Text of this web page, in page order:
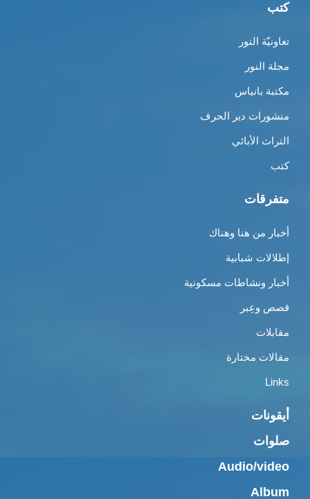
كتب
تعاونيّة النور
مجلة النور
مكتبة بانياس
منشورات دير الحرف
التراث الأبائي
كتب
متفرقات
أخبار من هنا وهناك
إطلالات شبابية
أخبار ونشاطات مسكونية
قصص وعِبر
مقابلات
مقالات مختارة
Links
أيقونات
صلوات
Audio/video
Album